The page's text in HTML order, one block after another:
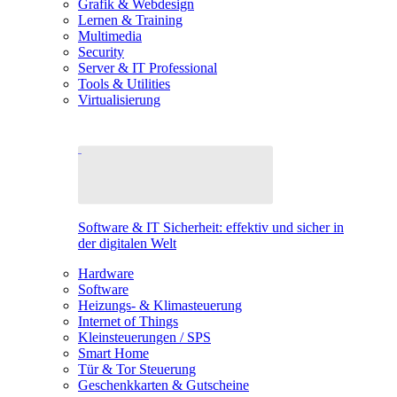
Grafik & Webdesign
Lernen & Training
Multimedia
Security
Server & IT Professional
Tools & Utilities
Virtualisierung
Software & IT Sicherheit: effektiv und sicher in
der digitalen Welt
Hardware
Software
Heizungs- & Klimasteuerung
Internet of Things
Kleinsteuerungen / SPS
Smart Home
Tür & Tor Steuerung
Geschenkkarten & Gutscheine